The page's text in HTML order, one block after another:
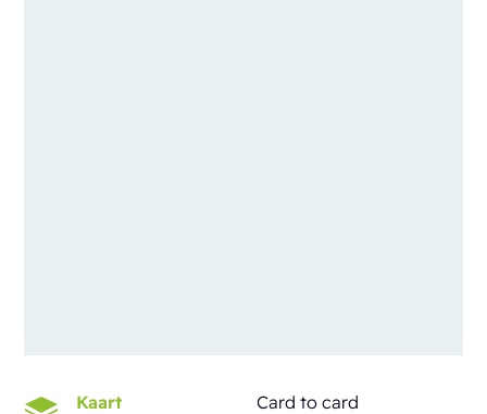
Kaart Card to card